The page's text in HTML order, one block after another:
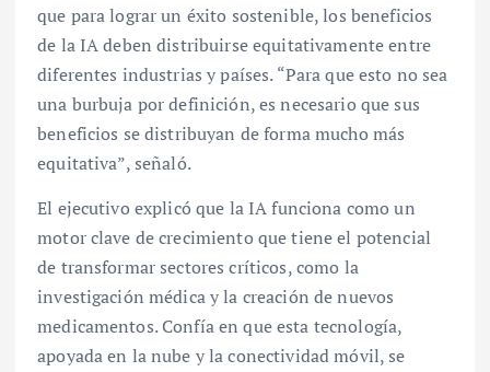
que para lograr un éxito sostenible, los beneficios
de la IA deben distribuirse equitativamente entre
diferentes industrias y países. “Para que esto no sea
una burbuja por definición, es necesario que sus
beneficios se distribuyan de forma mucho más
equitativa”, señaló.
El ejecutivo explicó que la IA funciona como un
motor clave de crecimiento que tiene el potencial
de transformar sectores críticos, como la
investigación médica y la creación de nuevos
medicamentos. Confía en que esta tecnología,
apoyada en la nube y la conectividad móvil, se